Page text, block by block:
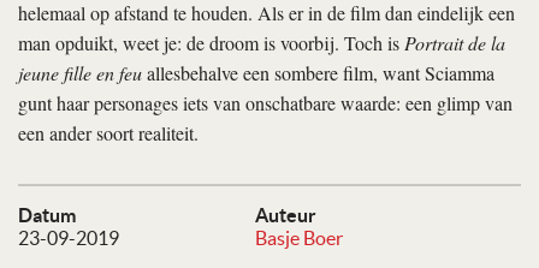
Datum
23-09-2019
Auteur
Basje Boer
helemaal op afstand te houden. Als er in de film dan eindelijk een
man opduikt, weet je: de droom is voorbij. Toch isPortrait de la
jeune fille en feuallesbehalve een sombere film, want Sciamma
gunt haar personages iets van onschatbare waarde: een glimp van
een ander soort realiteit.